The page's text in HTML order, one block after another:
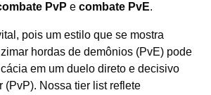
PvP e combate PvE.
pois um estilo que se mostra
hordas de demônios (PvE) pode
em um duelo direto e decisivo
(PvP). Nossa tier list reflete